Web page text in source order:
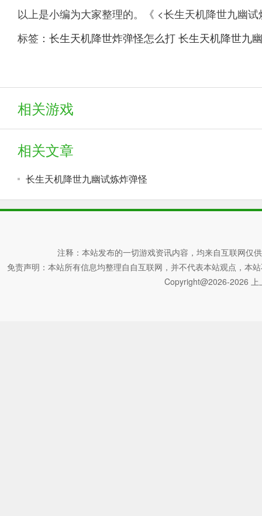
以上是小编为大家整理的。《 <长生天机降世九幽
标签： 长生天机降世炸弹怪怎么打长生天机降世九
相关游戏
相关文章
长生天机降世九幽试炼炸弹怪
注释：本站发布的一切游戏资讯内容，均来自互联网仅
免责声明：本站所有信息均整理自自互联网，并不代表本站观点，本
Copyright@2026-2026